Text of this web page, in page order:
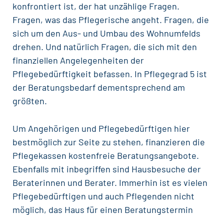
konfrontiert ist, der hat unzählige Fragen.
Fragen, was das Pflegerische angeht. Fragen, die
sich um den Aus- und Umbau des Wohnumfelds
drehen. Und natürlich Fragen, die sich mit den
finanziellen Angelegenheiten der
Pflegebedürftigkeit befassen. In Pflegegrad 5 ist
der Beratungsbedarf dementsprechend am
größten.
Um Angehörigen und Pflegebedürftigen hier
bestmöglich zur Seite zu stehen, finanzieren die
Pflegekassen kostenfreie Beratungsangebote.
Ebenfalls mit inbegriffen sind Hausbesuche der
Beraterinnen und Berater. Immerhin ist es vielen
Pflegebedürftigen und auch Pflegenden nicht
möglich, das Haus für einen Beratungstermin